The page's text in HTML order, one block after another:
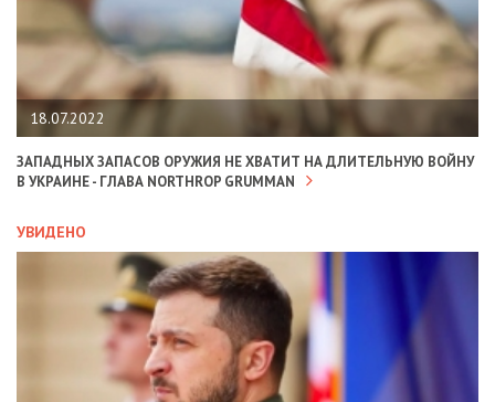
18.07.2022
ЗАПАДНЫХ ЗАПАСОВ ОРУЖИЯ НЕ ХВАТИТ НА ДЛИТЕЛЬНУЮ ВОЙНУ
В УКРАИНЕ - ГЛАВА NORTHROP GRUMMAN
УВИДЕНО